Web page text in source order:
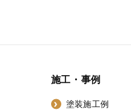
施工・事例
塗装施工例